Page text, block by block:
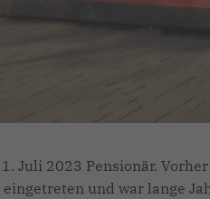
Juli 2023 Pensionär.
und war lange